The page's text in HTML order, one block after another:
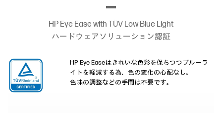
HP Eye Ease with TÜV Low Blue Light
ハードウェアソリューション認証
HP Eye Easeはきれいな色彩を保ちつつブルーラ
イトを軽減する為、色の変化の心配なし。
色味の調整などの手間は不要です。